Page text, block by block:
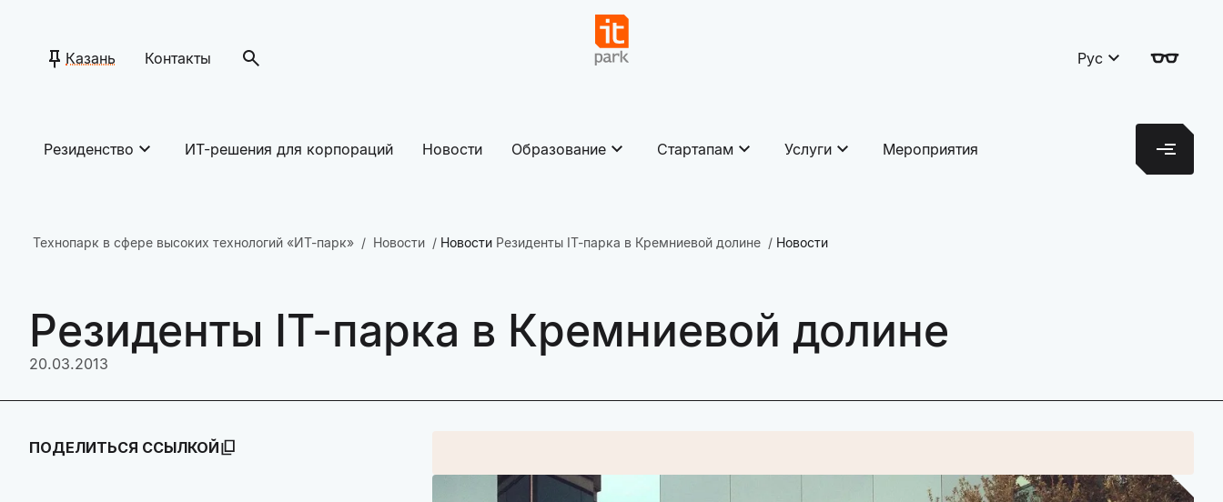
Казань Контакты Рус
Резиденство ИТ-решения для корпораций Новости Образование Стартапам Услуги Мероприятия
Технопарк в сфере высоких технологий «ИТ-парк» Новости Новости Резиденты IT-парка в Кремниевой долине Новости
Резиденты IT-парка в Кремниевой долине
20.03.2013
ПОДЕЛИТЬСЯ ССЫЛКОЙ